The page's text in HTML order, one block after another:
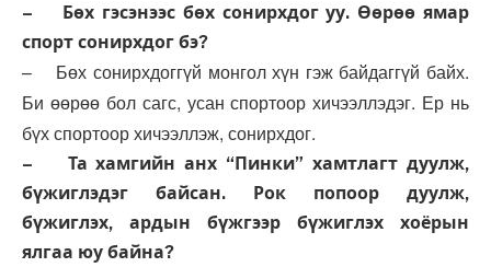
– Бөх гэсэнээс бөх сонирхдог уу. Өөрөө ямар
спорт сонирхдог бэ?
– Бөх сонирхдоггүй монгол хүн гэж байдаггүй байх.
Би өөрөө бол сагс, усан спортоор хичээллэдэг. Ер нь
бүх спортоор хичээллэж, сонирхдог.
– Та хамгийн анх “Пинки” хамтлагт дуулж,
бүжиглэдэг байсан. Рок попоор дуулж,
бүжиглэх, ардын бүжгээр бүжиглэх хоёрын
ялгаа юу байна?